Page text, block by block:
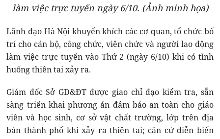
làm việc trực tuyến ngày 6/10. (Ảnh minh họa)
Lãnh đạo Hà Nội khuyến khích các cơ quan, tổ chức bố
trí cho cán bộ, công chức, viên chức và người lao động
làm việc trực tuyến vào Thứ 2 (ngày 6/10) khi có tình
huống thiên tai xảy ra.
Giám đốc Sở GD&ĐT được giao chỉ đạo kiểm tra, sẵn
sàng triển khai phương án đảm bảo an toàn cho giáo
viên và học sinh, cơ sở vật chất trường, lớp trên địa
bàn thành phố khi xảy ra thiên tai; căn cứ diễn biến